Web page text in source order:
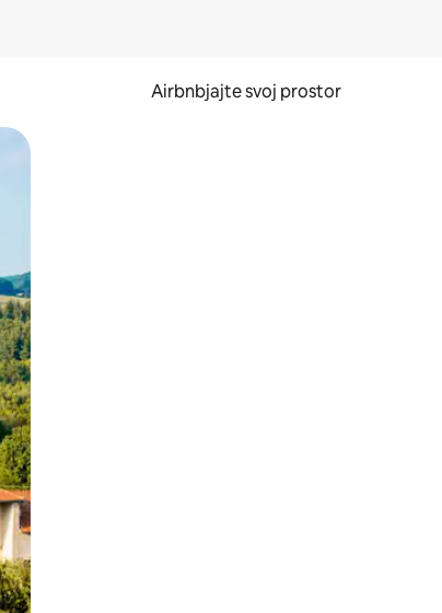
Airbnbjajte svoj prostor